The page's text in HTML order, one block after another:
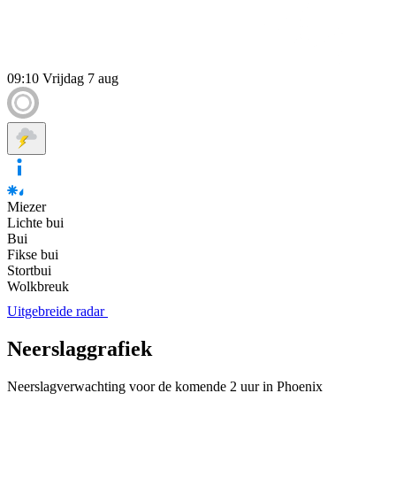
09:10 Vrijdag 7 aug
Miezer
Lichte bui
Bui
Fikse bui
Stortbui
Wolkbreuk
Uitgebreide radar
Neerslaggrafiek
Neerslagverwachting voor de komende 2 uur in Phoenix